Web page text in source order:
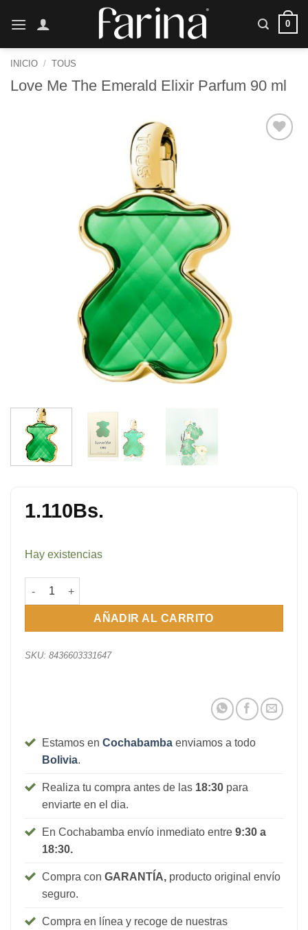
0
INICIO / TOUS
Love Me The Emerald Elixir Parfum 90 ml
1.110Bs.
Hay existencias
Love Me The Emerald Elixir Parfum 90 ml cantidad
AÑADIR AL CARRITO
SKU: 8436603331647
Estamos en Cochabamba enviamos a todo
Bolivia.
Realiza tu compra antes de las 18:30para
enviarte en el dia.
En Cochabamba envío inmediato entre 9:30 a
18:30.
Compra con GARANTÍA,producto original envío
seguro.
Compra en línea y recoge de nuestras